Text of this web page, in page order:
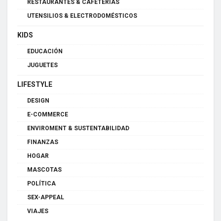
RESTAURANTES & CAFETERÍAS
UTENSILIOS & ELECTRODOMÉSTICOS
KIDS
EDUCACIÓN
JUGUETES
LIFESTYLE
DESIGN
E-COMMERCE
ENVIROMENT & SUSTENTABILIDAD
FINANZAS
HOGAR
MASCOTAS
POLÍTICA
SEX-APPEAL
VIAJES